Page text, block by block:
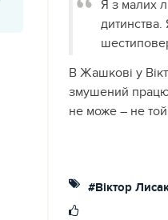
Я з малих
В Жашкові у
змушений
не може – не той
#Віктор